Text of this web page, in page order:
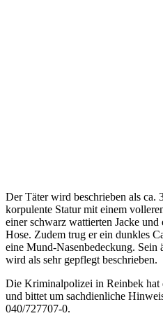
Der Täter wird beschrieben als ca.
korpulente Statur mit einem
einer schwarz wattierten Jacke und
Hose. Zudem trug er ein dunkles
eine Mund-Nasenbedeckung. Sein
wird als sehr gepflegt beschrieben.
Die Kriminalpolizei in Reinbek hat
und bittet um sachdienliche
040/727707-0.